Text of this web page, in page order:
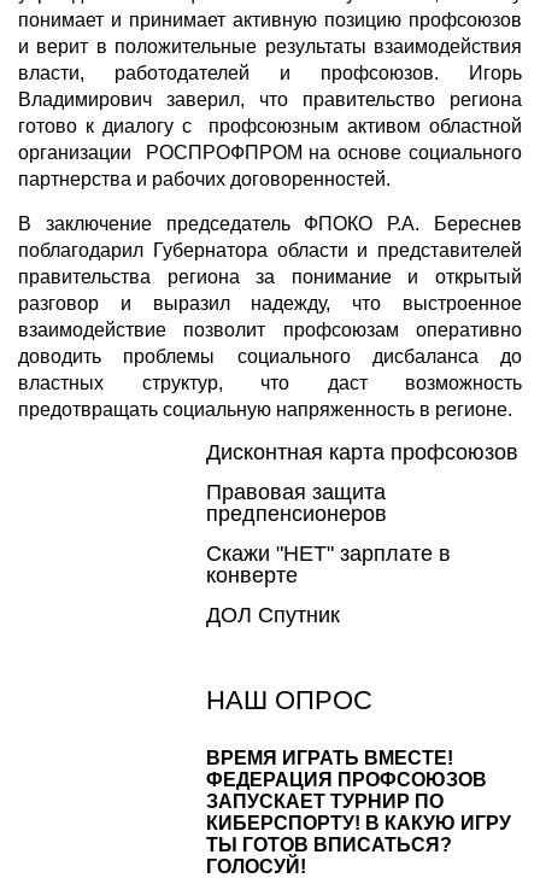
понимает и принимает активную позицию профсоюзов
и верит в положительные результаты взаимодействия
власти, работодателей и профсоюзов. Игорь
Владимирович заверил, что правительство региона
готово к диалогу с профсоюзным активом областной
организации РОСПРОФПРОМ на основе социального
партнерства и рабочих договоренностей.
В заключение председатель ФПОКО Р.А. Береснев
поблагодарил Губернатора области и представителей
правительства региона за понимание и открытый
разговор и выразил надежду, что выстроенное
взаимодействие позволит профсоюзам оперативно
доводить проблемы социального дисбаланса до
властных структур, что даст возможность
предотвращать социальную напряженность в регионе.
Дисконтная карта профсоюзов
Правовая защита
предпенсионеров
Скажи "НЕТ" зарплате в
конверте
ДОЛ Спутник
НАШ ОПРОС
ВРЕМЯ ИГРАТЬ ВМЕСТЕ!
ФЕДЕРАЦИЯ ПРОФСОЮЗОВ
ЗАПУСКАЕТ ТУРНИР ПО
КИБЕРСПОРТУ! В КАКУЮ ИГРУ
ТЫ ГОТОВ ВПИСАТЬСЯ?
ГОЛОСУЙ!